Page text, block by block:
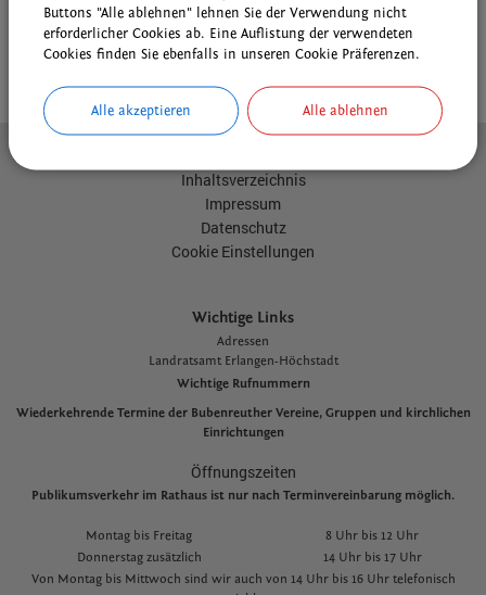
Do 13.08.2026 | 09:00
Kostenlose und individuelle DigiFIT-Beratung im Kulturhof H7...mehr
weitere Veranstaltungen ...
Inhaltsverzeichnis
Impressum
Datenschutz
Cookie Einstellungen
Wichtige Links
Adressen
Landratsamt Erlangen-Höchstadt
Wichtige Rufnummern
Wiederkehrende Termine der Bubenreuther Vereine, Gruppen und kirchlichen
Einrichtungen
Öffnungszeiten
Publikumsverkehr im Rathaus ist nur nach Terminvereinbarung möglich.
Montag bis Freitag
8 Uhr bis 12 Uhr
Donnerstag zusätzlich
14 Uhr bis 17 Uhr
Von Montag bis Mittwoch sind wir auch von 14 Uhr bis 16 Uhr telefonisch
Buttons "Alle ablehnen" lehnen Sie der Verwendung nicht
erforderlicher Cookies ab. Eine Auflistung der verwendeten
Cookies finden Sie ebenfalls in unseren Cookie Präferenzen.
Alle akzeptieren Alle ablehnen